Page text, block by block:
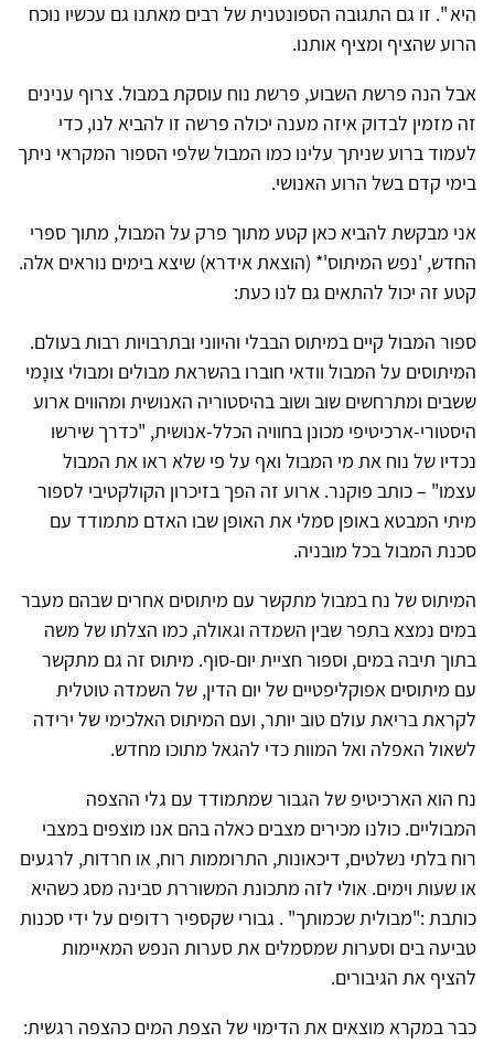
הִיא ". זו גם התגובה הספונטנית של רבים מאתנו גם עכשיו נוכח
הרוע שהציף ומציף אותנו.
אבל הנה פרשת השבוע, פרשת נוח עוסקת במבול. צרוף ענינים
זה מזמין לבדוק איזה מענה יכולה פרשה זו להביא לנו, כדי
לעמוד ברוע שניתך עלינו כמו המבול שלפי הספור המקראי ניתך
בימי קדם בשל הרוע האנושי.
אני מבקשת להביא כאן קטע מתוך פרק על המבול, מתוך ספרי
החדש, 'נפש המיתוס'* (הוצאת אידרא) שיצא בימים נוראים אלה.
קטע זה יכול להתאים גם לנו כעת:
ספור המבול קיים במיתוס הבבלי והיווני ובתרבויות רבות בעולם.
המיתוסים על המבול וודאי חוברו בהשראת מבולים ומבולי צונָמי
ששבים ומתרחשים שוב ושוב בהיסטוריה האנושית ומהווים ארוע
היסטורי-ארכיטיפי מכונן בחוויה הכלל-אנושית, "כדרך שירשו
נכדיו של נוח את מי המבול ואף על פי שלא ראו את המבול
עצמו" – כותב פוקנר. ארוע זה הפך בזיכרון הקולקטיבי לספור
מיתי המבטא באופן סמלי את האופן שבו האדם מתמודד עם
סכנת המבול בכל מובניה.
המיתוס של נח במבול מתקשר עם מיתוסים אחרים שבהם מעבר
במים נמצא בתפר שבין השמדה וגאולה, כמו הצלתו של משה
בתוך תיבה במים, וספור חציית יום-סוף. מיתוס זה גם מתקשר
עם מיתוסים אפוקליפטיים של יום הדין, של השמדה טוטלית
לקראת בריאת עולם טוב יותר, ועם המיתוס האלכימי של ירידה
לשאול האפלה ואל המוות כדי להגאל מתוכו מחדש.
נח הוא הארכיטיפ של הגבור שמתמודד עם גלי ההצפה
המבוליים. כולנו מכירים מצבים כאלה בהם אנו מוצפים במצבי
רוח בלתי נשלטים, דיכאונות, התרוממות רוח, או חרדות, לרגעים
או שעות וימים. אולי לזה מתכונת המשוררת סבינה מסג כשהיא
כותבת :"מבולית שכמותך" . גבורי שקספיר רדופים על ידי סכנות
טביעה בים וסערות שמסמלים את סערות הנפש המאיימות
להציף את הגיבורים.
כבר במקרא מוצאים את הדימוי של הצפת המים כהצפה רגשית: